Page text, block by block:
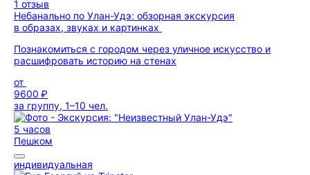
1 отзыв
Небанально по Улан-Удэ: обзорная экскурсия
в образах, звуках и картинках
Познакомиться с городом через уличное искусство и
расшифровать историю на стенах
от
9600 ₽
за группу, 1–10 чел.
5 часов
Пешком
индивидуальная